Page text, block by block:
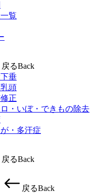
覧
戻るBack
垂
頭
正
・いぼ・できもの除去
・多汗症
戻るBack
戻るBack